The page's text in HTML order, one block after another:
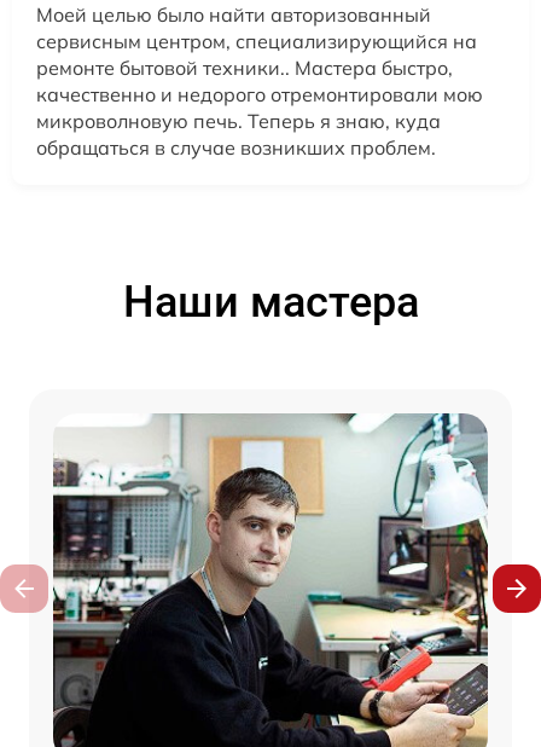
Моей целью было найти авторизованный
сервисным центром, специализирующийся на
ремонте бытовой техники.. Мастера быстро,
качественно и недорого отремонтировали мою
микроволновую печь. Теперь я знаю, куда
обращаться в случае возникших проблем.
Наши мастера